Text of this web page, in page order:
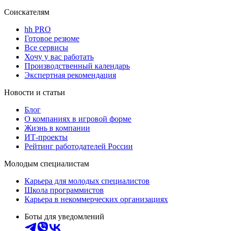
Соискателям
hh PRO
Готовое резюме
Все сервисы
Хочу у вас работать
Производственный календарь
Экспертная рекомендация
Новости и статьи
Блог
О компаниях в игровой форме
Жизнь в компании
ИТ-проекты
Рейтинг работодателей России
Молодым специалистам
Карьера для молодых специалистов
Школа программистов
Карьера в некоммерческих организациях
Боты для уведомлений